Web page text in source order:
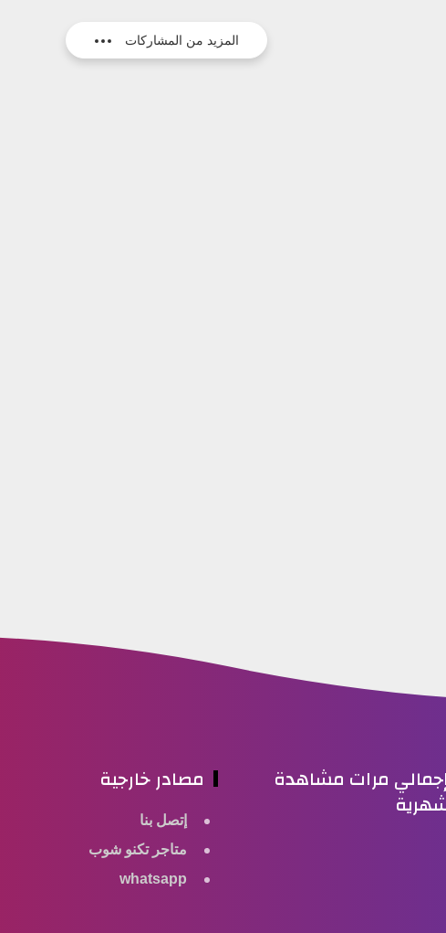
المزيد من المشاركات
مرات مشاهدة مصادر خارجية
إتصل بنا
متاجر تكنو شوب
whatsapp